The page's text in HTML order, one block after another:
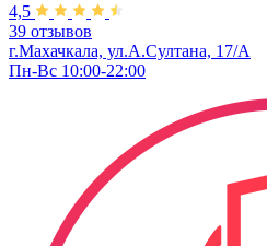
4,5
39 отзывов
г.Махачкала, ул.А.Султана, 17/А
Пн-Вс 10:00-22:00